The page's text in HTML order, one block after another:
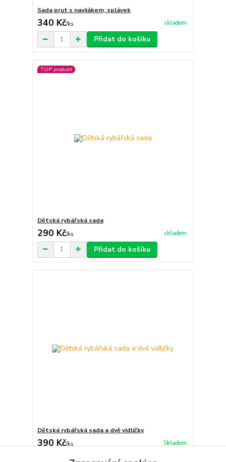
Sada prut s navijákem, splávek
340 Kč/ks skladem
Přidat do košíku
TOP produkt
Dětská rybářská sada
290 Kč/ks skladem
Přidat do košíku
Dětská rybářská sada a dvě vidličky
390 Kč/ks Skladem
Přidat do košíku